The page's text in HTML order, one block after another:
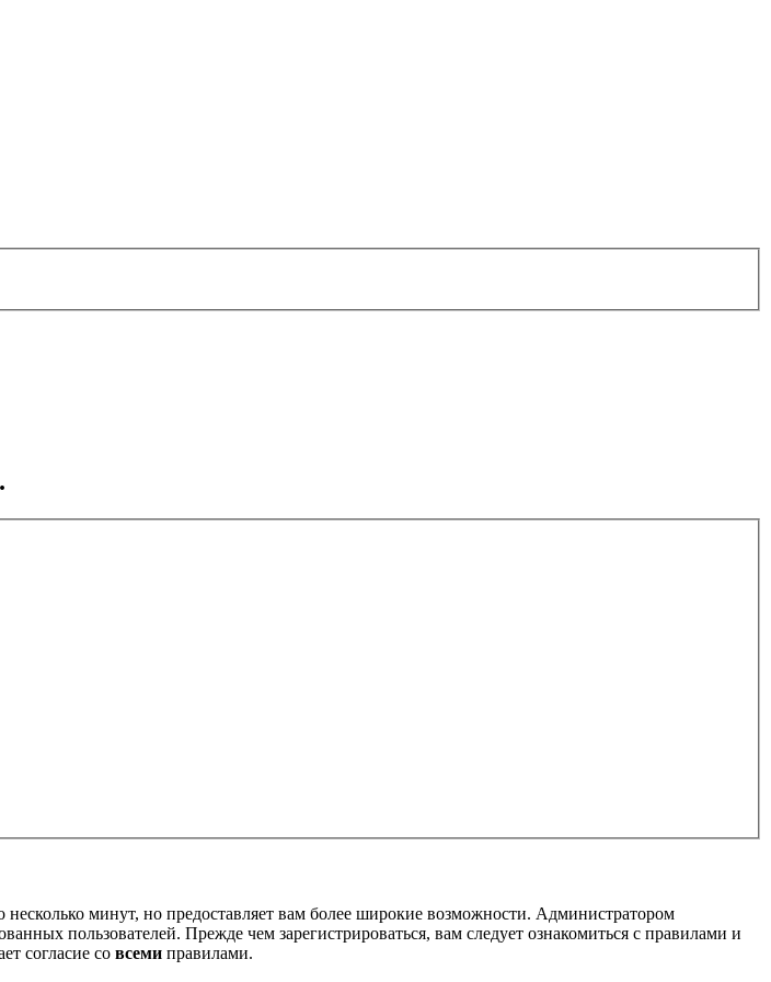
минут, но предоставляет вам более широкие возможности. Администратором
пользователей. Прежде чем зарегистрироваться, вам следует ознакомиться с правилами и
согласие со всеми правилами.